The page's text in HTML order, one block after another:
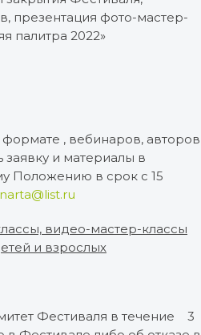
презентация фото-мастер-
палитра 2022»
формате , вебинаров, авторов
и материалы в
Положению в срок с 15
видео-мастер-классы
и взрослых
Фестиваля в течение 3